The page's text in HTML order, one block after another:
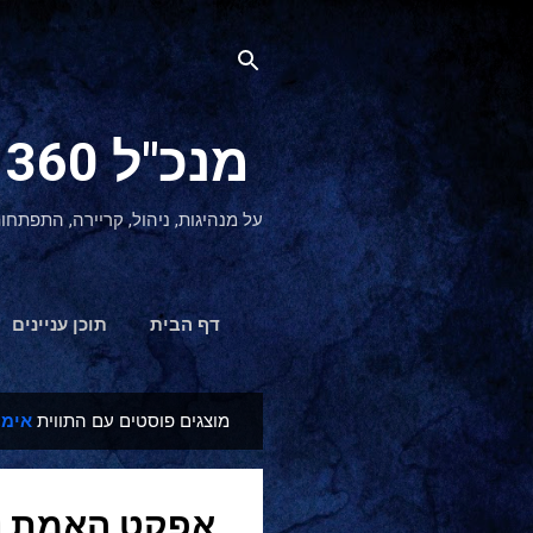
מנכ"ל 360 CEO - מנהיגות והתפתחות אישית
על מנהיגות, ניהול, קריירה,
דף הבית תוכן עניינים
ש
מוצגים פוסטים עם התווית